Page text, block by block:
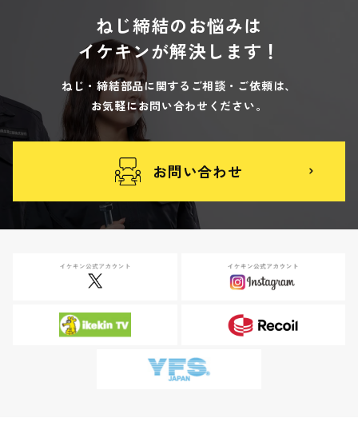
ねじ締結のお悩みは
イケキンが解決します！
ねじ・締結部品に関するご相談・ご依頼は、
お気軽にお問い合わせください。
お問い合わせ